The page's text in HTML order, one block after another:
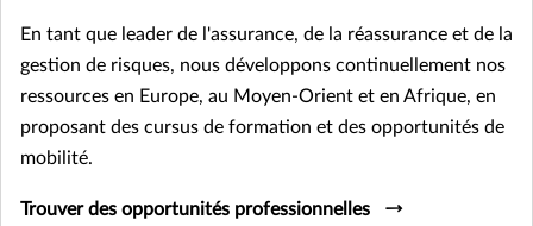
En tant que leader de l'assurance, de la réassurance et de la
gestion de risques, nous développons continuellement nos
ressources en Europe, au Moyen-Orient et en Afrique, en
proposant des cursus de formation et des opportunités de
mobilité.
Trouver des opportunités professionnelles